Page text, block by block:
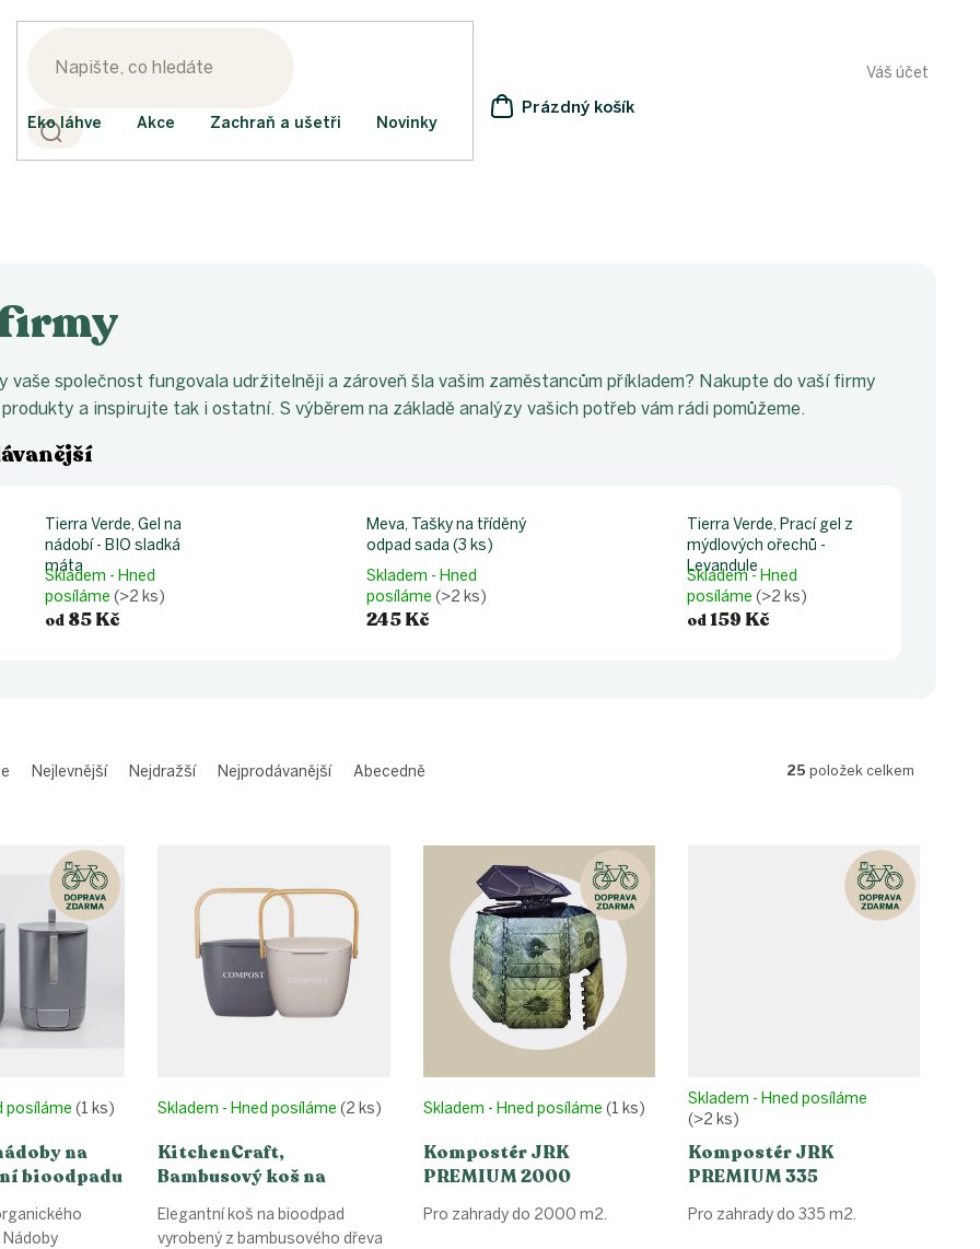
Váš účet
NÁKUPNÍ
Prázdný košík
Eko láhve Akce Zachraň a ušetři Novinky
vaše společnost fungovala udržitelněji a zároveň šla vašim zaměstancům příkladem? Nakupte do vaší firmy
a inspirujte tak i ostatní. S výběrem na základě analýzy vašich potřeb vám rádi pomůžeme.
Tierra Verde, Gel na
nádobí - BIO sladká
máta
Skladem - Hned
posíláme (>2 ks)
od 85 Kč
Meva, Tašky na tříděný
odpad sada (3 ks)
Skladem - Hned
posíláme (>2 ks)
245 Kč
Tierra Verde, Prací gel z
mýdlových ořechů -
Levandule
Skladem - Hned
posíláme(>2 ks)
od159 Kč
Nejlevnější Nejdražší Nejprodávanější Abecedně 25 položek celkem
na
bioodpadu
posíláme (1 ks)
KitchenCraft,
Bambusový koš na
barvy
Skladem - Hned posíláme(2 ks)
Elegantní koš na bioodpad
vyrobený z bambusového dřeva
Kompostér JRK
PREMIUM 2000
Skladem - Hned posíláme (1 ks)
Pro zahrady do 2000 m2.
Kompostér JRK
PREMIUM 335
Skladem - Hned posíláme
(>2 ks)
Pro zahrady do 335 m2.